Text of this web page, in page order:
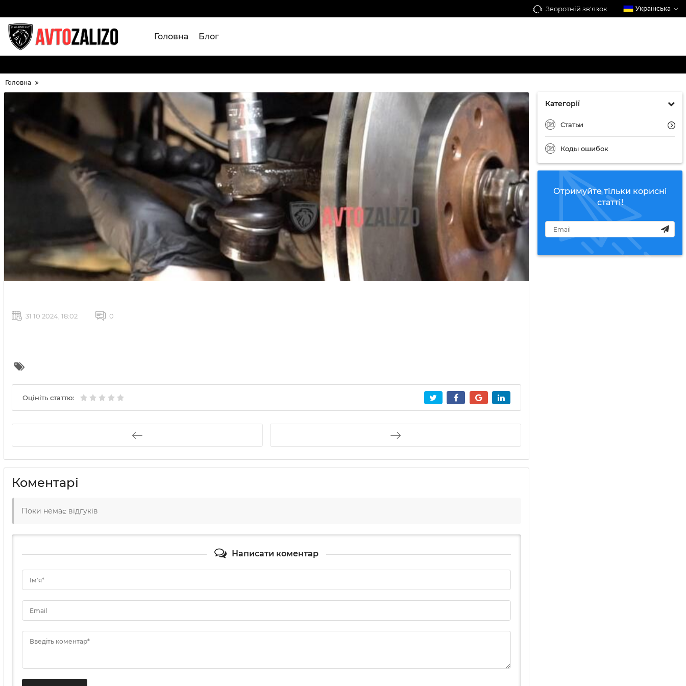
Зворотній зв'язок Українська
Головна Блог
Головна
Категорії
Статьи
Коды ошибок
Отримуйте тільки корисні
статті!
31 10 2024, 18:02 0
Оцініть статтю:
Коментарі
Поки немає відгуків
Написати коментар
Ім'я*
Email
Введіть коментар*